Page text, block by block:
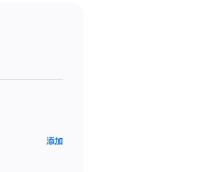
添加AppleCare+